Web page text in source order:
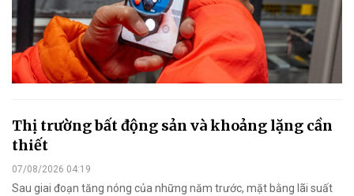
Thị trường bất động sản và khoảng lặng cần
thiết
07/08/2026 04:19
Sau giai đoạn tăng nóng của những năm trước, mặt bằng lãi suất